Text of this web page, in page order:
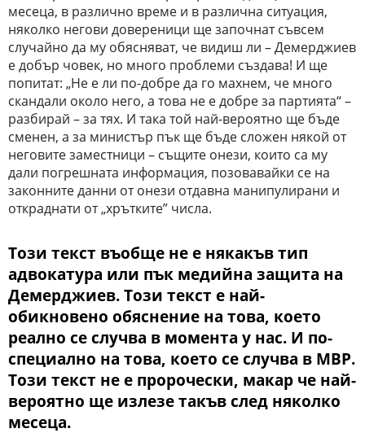
месеца, в различно време и в различна ситуация,
няколко негови довереници ще започнат съвсем
случайно да му обясняват, че видиш ли – Демерджиев
е добър човек, но много проблеми създава! И ще
попитат: „Не е ли по-добре да го махнем, че много
скандали около него, а това не е добре за партията“ –
разбирай – за тях. И така той най-вероятно ще бъде
сменен, а за министър пък ще бъде сложен някой от
неговите заместници – същите онези, които са му
дали погрешната информация, позовавайки се на
законните данни от онези отдавна манипулирани и
откраднати от „хрътките” числа.
Този текст въобще не е някакъв тип
адвокатура или пък медийна защита на
Демерджиев. Този текст е най-
обикновено обяснение на това, което
реално се случва в момента у нас. И по-
специално на това, което се случва в МВР.
Този текст не е пророчески, макар че най-
вероятно ще излезе такъв след няколко
месеца.